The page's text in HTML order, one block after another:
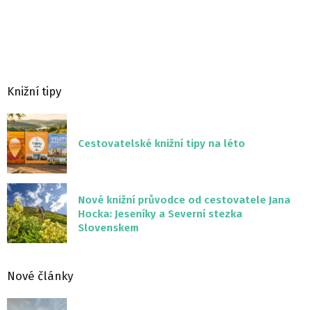
Knižní tipy
Cestovatelské knižní tipy na léto
Nové knižní průvodce od cestovatele Jana
Hocka: Jeseníky a Severní stezka
Slovenskem
Nové články